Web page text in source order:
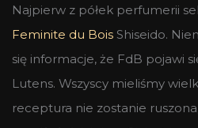
Najpierw z półek perfumerii
Feminite du Bois Shiseido.
się informacje, że FdB pojawi
Lutens. Wszyscy mieliśmy
receptura nie zostanie